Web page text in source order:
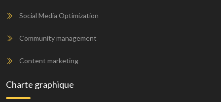
Social Media Optimization
Community management
Content marketing
Charte graphique